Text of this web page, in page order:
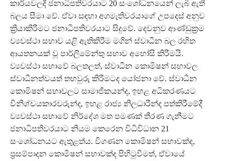
කාර්යවලදී ජනාධිපතිවරයාට 20 සංශෝධනයෙන් ලැබී ඇති
බලය සීමා වේ. ඒවා සඳහා අගමැතිවරයාගේ උපදෙස් අනුව
ක්‍රියාකිරීමට ජනාධිපතිවරයාට සිදුවේ. දෙවනුව ආණ්ඩුක්‍රම
ව්‍යවස්ථා සභාව යළි ඇතිකිරීම මගින් ස්වාධීන බල රහිත
ආයතනයක් වූ පාර්ලිමේන්තු සභාව අහෝසි කිරීමයි.
ව්‍යවස්ථා සභාවේ බලතලත්, ස්වාධීන කොමිෂන් සභාවල
ස්වාධීනත්වයත් තහවුරු කිරීමටද යෝජනා වේ. ස්වාධීන
කොමිෂන් සභාවලට සාමාජිකයන්ද, ඉහළ අධිකරණයට
විනිශ්චයකාරවරුන්ද, ඉහළ රාජ්‍ය නිලධාරීන්ද පත්කිරීමේදී
ව්‍යවස්ථා සභාවේ නිර්දේශ මත පමණක් තීරණ ගැනීමට
ජනාධිපතිවරයාට නියම කෙරෙන විධිවිධාන 21
සංශෝධනයට ඇතුළත්ය. විගණන කොමිෂන් සභාවක්ද,
ප්‍රසම්පාදන කොමිෂන් සභාවක්ද පිහිටුවීමත්, ඒවායේ